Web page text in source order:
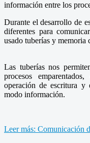
información entre los
Durante el desarrollo de
diferentes para
usado tuberías y memoria
Las tuberías nos
procesos
operación de escritura y
modo información.
Leer más: Comunicación